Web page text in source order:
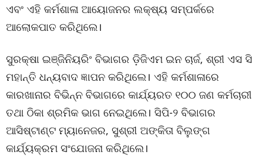
ଏବଂ ଏହି କର୍ମଶାଳା ଆୟୋଜନର ଲକ୍ଷ୍ୟ ସମ୍ପର୍କରେ
ଆଲୋକପାତ କରିଥିଲେ।
ସୁରକ୍ଷା ଇଞ୍ଜିନିୟରିଂ ବିଭାଗର ଡ଼ିଜିଏମ ଇନ ଚାର୍ଜ, ଶ୍ରୀ ଏସ ସି
ମହାନ୍ତି ଧନ୍ୟବାଦ ଜ୍ଞାପନ କରିଥିଲେ। ଏହି କର୍ମଶାଳାରେ
କାରଖାନାର ବିଭିନ୍ନ ବିଭାଗରେ କାର୍ଯ୍ୟରତ ୧୦୦ ଜଣ କର୍ମଚାରୀ
ତଥା ଠିକା ଶ୍ରମିକ ଭାଗ ନେଇଥିଲେ। ସିପି-୨ ବିଭାଗର
ଆସିଷ୍ଟାଣ୍ଟ ମ୍ୟାନେଜର, ସୁଶ୍ରୀ ଅଙ୍କିତା ବିଲୁଙ୍ଗ
କାର୍ଯ୍ୟକ୍ରମ ସଂଯୋଜନା କରିଥିଲେ।